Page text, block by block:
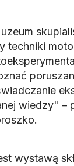
techniki
wiedzy" –
wystawą